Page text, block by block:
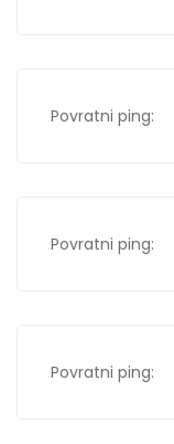
Povratni ping:
Povratni ping:
Povratni ping: